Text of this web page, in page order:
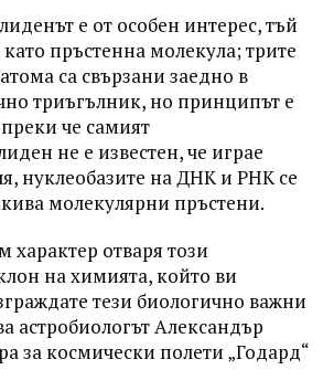
е от особен интерес, тъй
като пръстенна молекула; трите
са свързани заедно в
триъгълник, но принципът е
че самият
не е известен, че играе
нуклеобазите на ДНК и РНК се
молекулярни пръстени.
характер отваря този
на химията, който ви
тези биологично важни
астробиологът Александър
за космически полети „Годард“